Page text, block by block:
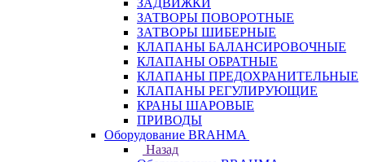
ЗАДВИЖКИ
ЗАТВОРЫ ПОВОРОТНЫЕ
ЗАТВОРЫ ШИБЕРНЫЕ
КЛАПАНЫ БАЛАНСИРОВОЧНЫЕ
КЛАПАНЫ ОБРАТНЫЕ
КЛАПАНЫ ПРЕДОХРАНИТЕЛЬНЫЕ
КЛАПАНЫ РЕГУЛИРУЮЩИЕ
КРАНЫ ШАРОВЫЕ
ПРИВОДЫ
Оборудование BRAHMA
Назад